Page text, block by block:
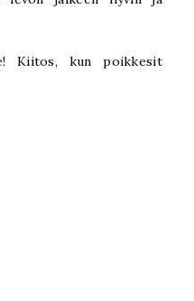
Kiitos, kun poikkesit